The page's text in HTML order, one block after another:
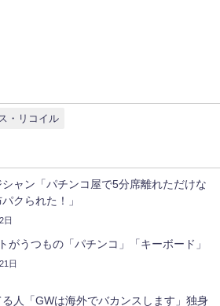
・リコイル
シャン「パチンコ屋で5分席離れただけな
クられた！」
日
がうつもの「パチンコ」「キーボード」
日
人「GWは海外でバカンスします」独身